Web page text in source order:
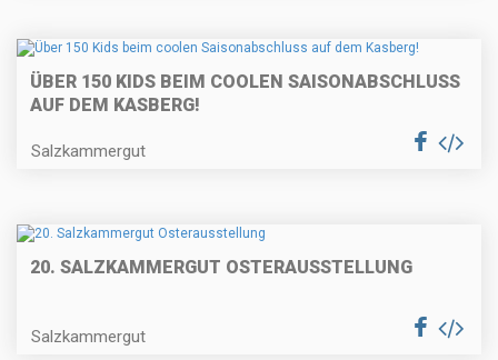
ÜBER 150 KIDS BEIM COOLEN SAISONABSCHLUSS
AUF DEM KASBERG!
Salzkammergut
20. SALZKAMMERGUT OSTERAUSSTELLUNG
Salzkammergut